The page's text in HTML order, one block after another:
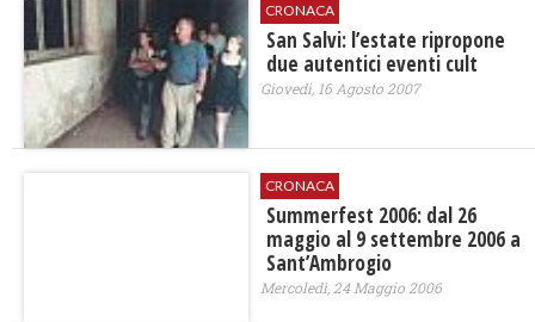
CRONACA
San Salvi: l’estate ripropone
due autentici eventi cult
Giovedì, 16 Agosto 2007
CRONACA
Summerfest 2006: dal 26
maggio al 9 settembre 2006 a
Sant’Ambrogio
Mercoledì, 24 Maggio 2006